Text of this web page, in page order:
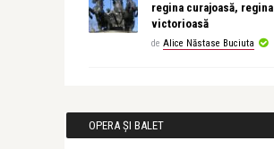
regina curajoasă, regina
victorioasă
de Alice Năstase Buciuta
OPERA ȘI BALET